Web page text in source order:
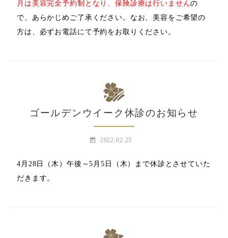
月は美容完全予約制となり、保険診療は行いませんの
で、あらかじめご了承ください。なお、美容をご希望の
方は、 必ずお電話にて予約をお取りください。
ゴールデンウイーク休診のお知らせ
event_note 2022.02.25
4月28日（木）午後～5月5日（木）まで休診とさせていた
だきます。